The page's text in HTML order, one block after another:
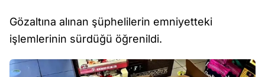
Gözaltına alınan şüphelilerin emniyetteki
işlemlerinin sürdüğü öğrenildi.